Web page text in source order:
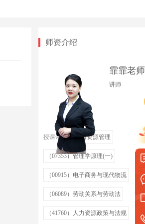
师资介绍
霏霏老师
讲师
授课领域 人力资源管理
（07353）管理学原理(一)
（00915）电子商务与现代物流
（06089）劳动关系与劳动法
（41760）人力资源政策与法规